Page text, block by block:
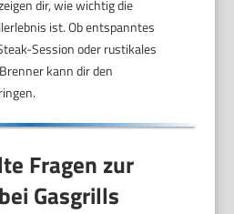
dir, wie wichtig die
ist. Ob entspanntes
Session oder rustikales
kann dir den
Fragen zur
Gasgrills